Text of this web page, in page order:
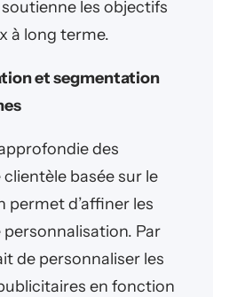
les objectifs
à long terme.
et segmentation
des
basée sur le
permet d’affiner les
Par
de personnaliser les
en fonction